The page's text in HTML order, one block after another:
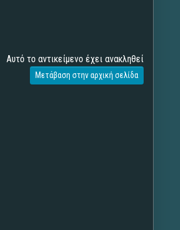
Αυτό το αντικείμενο έχει ανακληθεί
Μετάβαση στην αρχική σελίδα